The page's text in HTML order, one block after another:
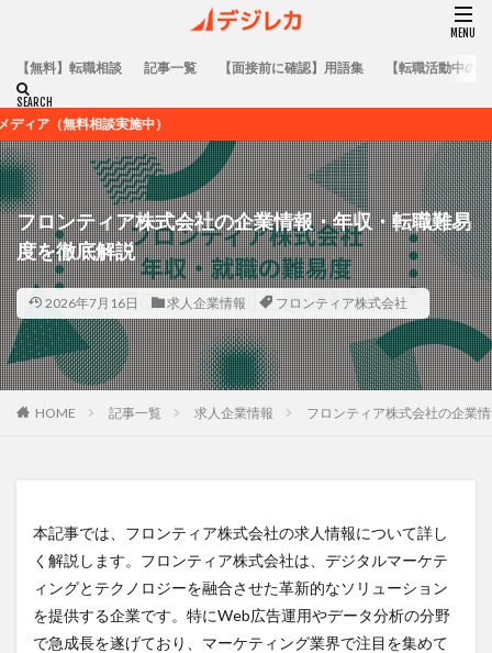
【無料】転職相談 記事一覧 【面接前に確認】用語集 【転職活動中の
施中）
フロンティア株式会社の企業情報・年収・転職難易
度を徹底解説
2026年7月16日 求人企業情報 フロンティア株式会社
HOME 記事一覧 求人企業情報 フロンティア株式会社の企業
本記事では、フロンティア株式会社の求人情報について詳し
く解説します。フロンティア株式会社は、デジタルマーケテ
ィングとテクノロジーを融合させた革新的なソリューション
を提供する企業です。特にWeb広告運用やデータ分析の分野
で急成長を遂げており、マーケティング業界で注目を集めて